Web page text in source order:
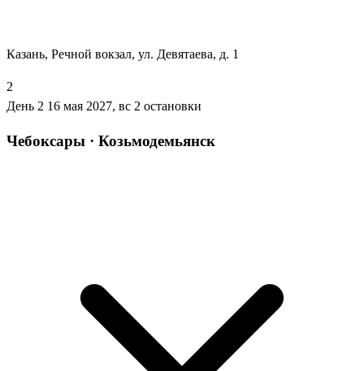
Казань, Речной вокзал, ул. Девятаева, д. 1
2
День 2 16 мая 2027, вс 2 остановки
Чебоксары · Козьмодемьянск